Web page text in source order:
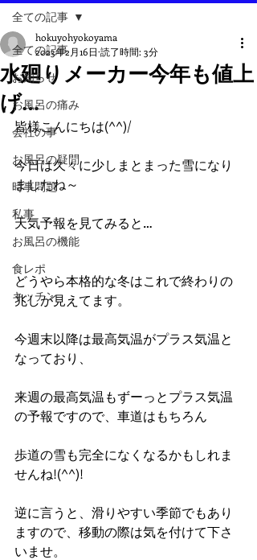
全ての記事
お知らせ
お風呂の痛み
会社の事
お風呂の疑問
時事問題
私事
お風呂の機能
食レポ
キッチン
全ての記事
水廻りメーカー今年も値上
げ…
hokuyohyokoyama
2023年2月16日 読了時間: 3分
皆様こんにちは(^^)/
今日は久々に少しまとまった雪になり
ましたね～
天気予報を見てみると…
どうやら本格的な冬はこれで終わりの
兆しが見えてます。
今週末以降は最高気温がプラス気温と
なっており、
来週の最高気温もずーっとプラス気温
の予報ですので、車道はもちろん
歩道の雪も完全になくなるかもしれま
せんね!(^^)!
逆に言うと、滑りやすい季節でもあり
ますので、移動の際は気を付けて下さ
いませ。